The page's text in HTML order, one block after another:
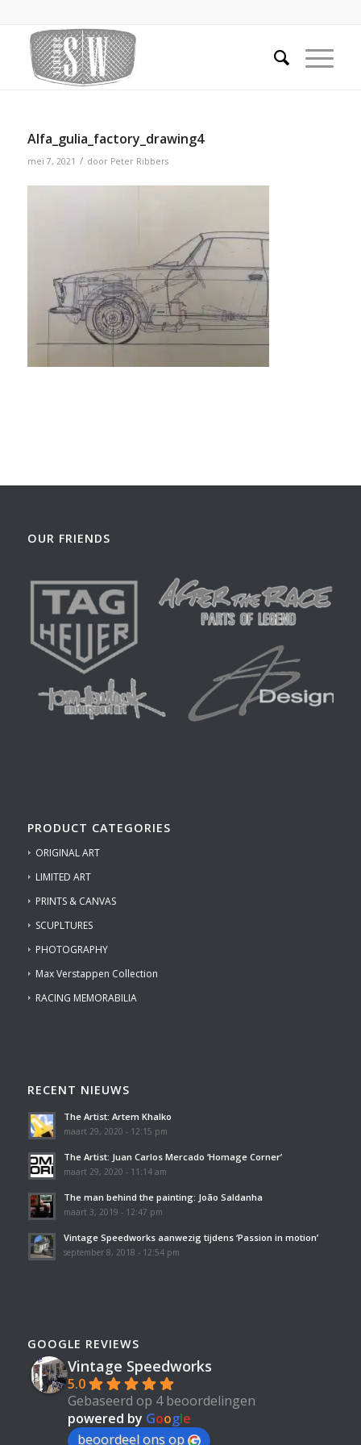
Alfa_gulia_factory_drawing4
mei 7, 2021 / door Peter Ribbers
OUR FRIENDS
PRODUCT CATEGORIES
ORIGINAL ART
LIMITED ART
PRINTS & CANVAS
SCUPLTURES
PHOTOGRAPHY
Max Verstappen Collection
RACING MEMORABILIA
RECENT NIEUWS
The Artist: Artem Khalko
maart 29, 2020 - 12:15 pm
The Artist: Juan Carlos Mercado ‘Homage Corner’
maart 29, 2020 - 11:14 am
The man behind the painting: João Saldanha
maart 3, 2019 - 12:47 pm
Vintage Speedworks aanwezig tijdens ‘Passion in motion’
september 8, 2018 - 12:54 pm
GOOGLE REVIEWS
Vintage Speedworks
5.0
Gebaseerd op 4 beoordelingen
powered by Google
beoordeel ons op